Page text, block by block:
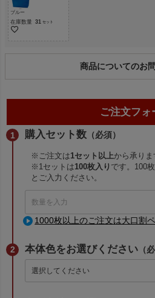
ブルー
在庫数量 31
商品についてのお
ご注文フォ
購入セット数 （必須）
※ご注文は1セット以上から承りま
※1セットは100枚入り です。100
とご入力ください。
1000枚以上のご注文は大口割
本体色をお選びください （